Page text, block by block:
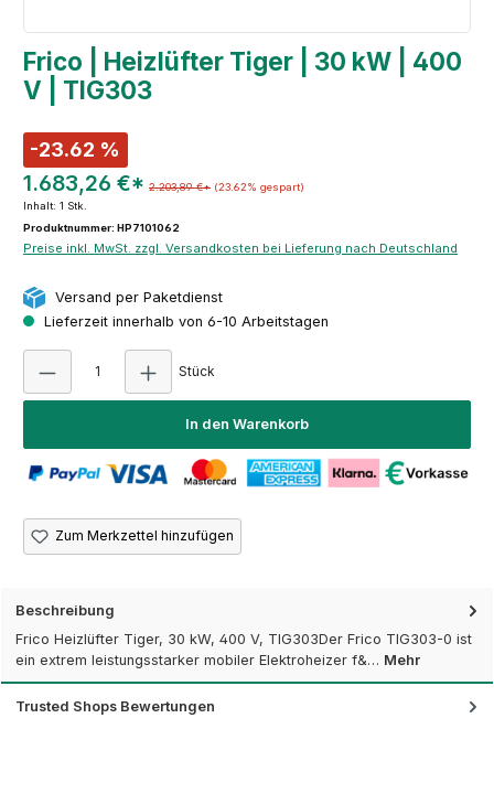
Frico | Heizlüfter Tiger | 30 kW | 400
V | TIG303
-23.62 %
1.683,26 €* 2.203,89 €* (23.62% gespart)
Inhalt: 1 Stk.
Produktnummer: HP7101062
Preise inkl. MwSt. zzgl. Versandkosten bei Lieferung nach Deutschland
Versand per Paketdienst
Lieferzeit innerhalb von 6-10 Arbeitstagen
Stück
In den Warenkorb
Zum Merkzettel hinzufügen
Beschreibung
Frico Heizlüfter Tiger, 30 kW, 400 V, TIG303Der Frico TIG303-0 ist
ein extrem leistungsstarker mobiler Elektroheizer f&… Mehr
Trusted Shops Bewertungen